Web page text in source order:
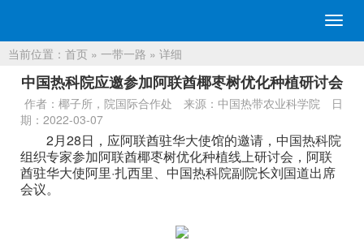
切
换
航
当前位置： 首页 » 一带一路 » 详细
​中国热科院应邀参加阿联酋椰枣树优化种植研讨会
作者：椰子所，院国际合作处 来源：中国热带农业科学院
日
期：2022-03-07
2月28日，应阿联酋驻华大使馆的邀请，中国热科院
组织专家参加阿联酋椰枣树优化种植线上研讨会，阿联
酋驻华大使阿里·扎西里、中国热科院副院长刘国道出席
会议。